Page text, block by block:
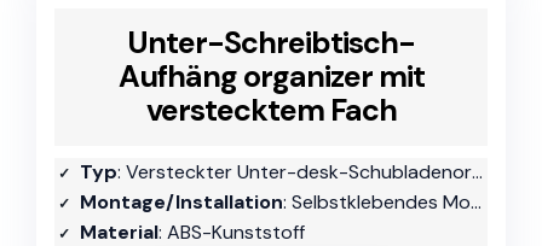
Unter-Schreibtisch-
Aufhäng organizer mit
verstecktem Fach
Typ: Versteckter Unter-desk-Schubladenorganizer
Montage/Installation: Selbstklebendes Montagematerial
Material: ABS-Kunststoff